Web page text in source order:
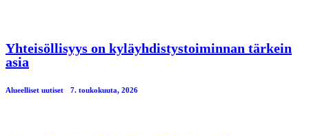
Yhteisöllisyys on kyläyhdistystoiminnan tärkein
asia
Alueelliset uutiset 7. toukokuuta, 2026